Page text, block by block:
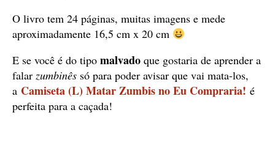
O livro tem 24 páginas, muitas imagens e mede
aproximadamente 16,5 cm x 20 cm
E se você é do tipo malvado que gostaria de aprender a
falar zumbinês só para poder avisar que vai mata-los,
a Camiseta (L) Matar Zumbis no Eu Compraria! é
perfeita para a caçada!